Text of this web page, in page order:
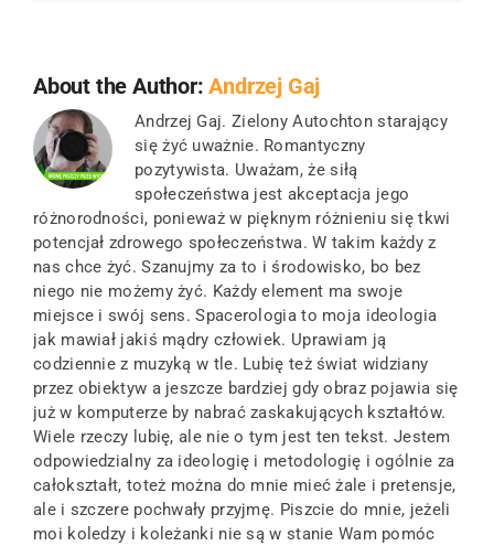
About the Author:Andrzej Gaj
Andrzej Gaj. Zielony Autochton starający
się żyć uważnie. Romantyczny
pozytywista. Uważam, że siłą
społeczeństwa jest akceptacja jego
różnorodności, ponieważ w pięknym różnieniu się tkwi
potencjał zdrowego społeczeństwa. W takim każdy z
nas chce żyć. Szanujmy za to i środowisko, bo bez
niego nie możemy żyć. Każdy element ma swoje
miejsce i swój sens. Spacerologia to moja ideologia
jak mawiał jakiś mądry człowiek. Uprawiam ją
codziennie z muzyką w tle. Lubię też świat widziany
przez obiektyw a jeszcze bardziej gdy obraz pojawia się
już w komputerze by nabrać zaskakujących kształtów.
Wiele rzeczy lubię, ale nie o tym jest ten tekst. Jestem
odpowiedzialny za ideologię i metodologię i ogólnie za
całokształt, toteż można do mnie mieć żale i pretensje,
ale i szczere pochwały przyjmę. Piszcie do mnie, jeżeli
moi koledzy i koleżanki nie są w stanie Wam pomóc